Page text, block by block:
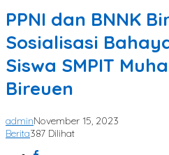
PPNI dan BNNK
Sosialisasi
Siswa SMPIT
Bireuen
adminNovember 15, 2023
Berita387 Dilihat